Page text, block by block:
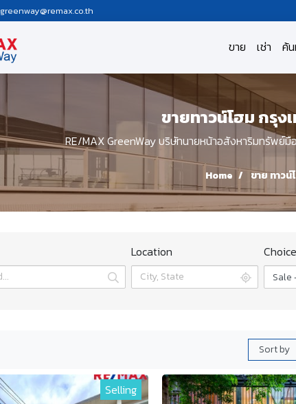
greenway@remax.co.th
ขาย เช่า ค้
ขายทาวน์โฮม กรุง
RE/MAX GreenWay บริษัทนายหน้าอสังหาริมทรัพย์มื
Home ขาย ทาวน์
Location
Selling